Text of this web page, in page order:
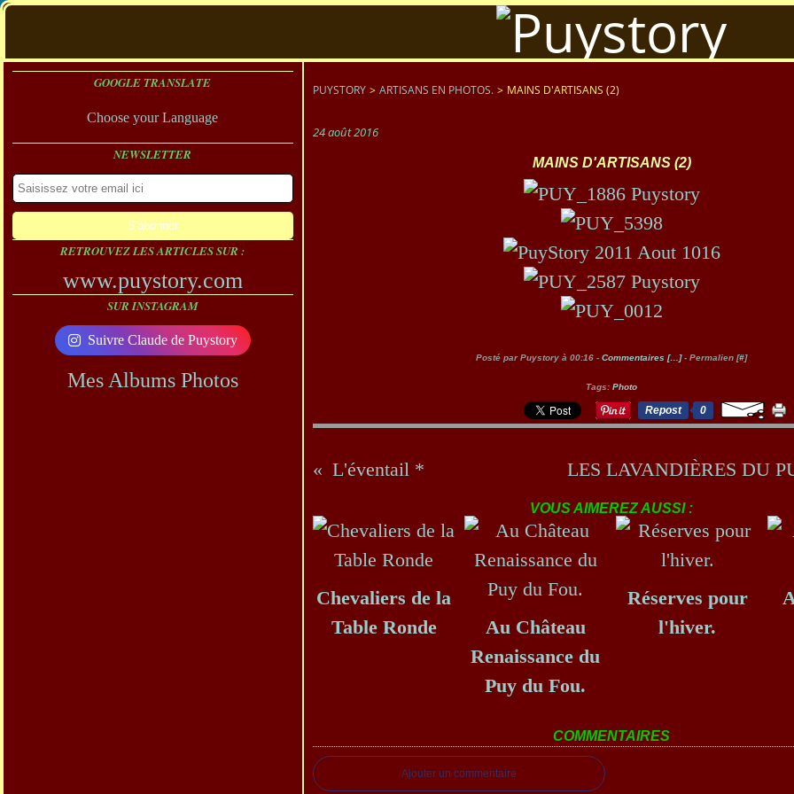
GOOGLE TRANSLATE
Choose your Language
NEWSLETTER
RETROUVEZ LES ARTICLES SUR :
www.puystory.com
SUR INSTAGRAM
Suivre Claude de Puystory
Mes Albums Photos
PUYSTORY > ARTISANS EN PHOTOS. > MAINS D'ARTISANS (2)
24 août 2016
MAINS D'ARTISANS (2)
Posté par Puystory à 00:16 - Commentaires [… ]- Permalien [#]
Tags: Photo
Repost 0
L'éventail * LES LAVANDIÈRES DU
VOUS AIMEREZ AUSSI :
Chevaliers de la
Table Ronde
Au Château
Renaissance du
Puy du Fou.
Réserves pour
l'hiver.
COMMENTAIRES
Ajouter un commentaire